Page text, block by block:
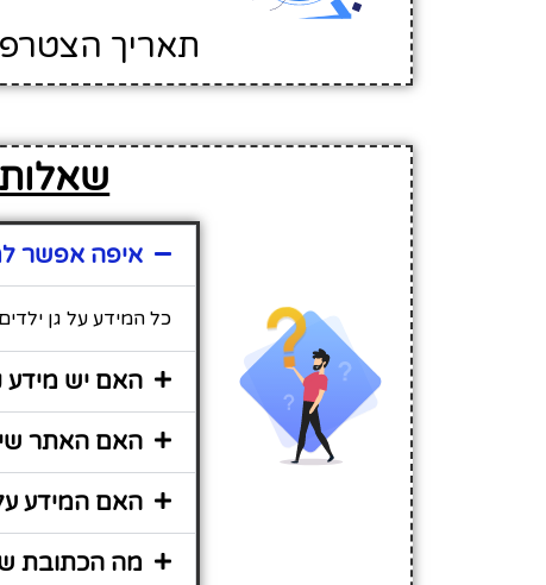
תאריך הצטרפות
שאלות
איפה אפשר
כל המידע על גן
האם יש מידע
האם האתר
האם המידע על
מה הכתובת